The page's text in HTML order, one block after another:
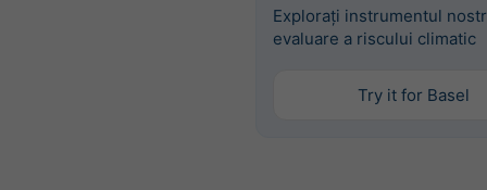
Explorați instrumentul
evaluare a riscului climatic
Try it for Basel